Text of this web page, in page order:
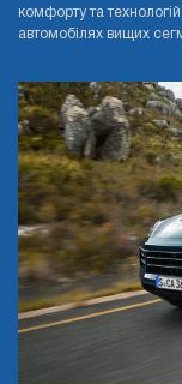
комфорту та
автомобілях вищих